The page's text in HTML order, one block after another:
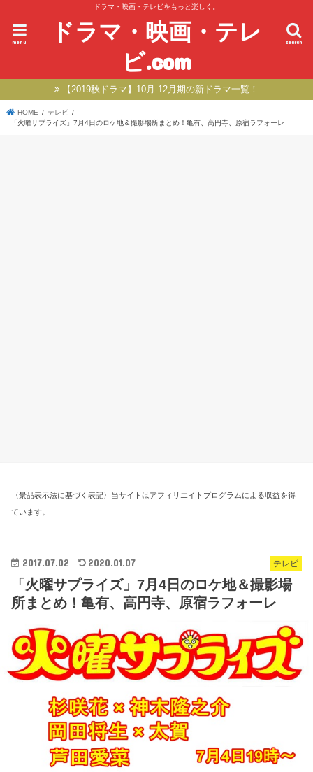
ドラマ・映画・テレビをもっと楽しく。
ドラマ・映画・テレ
ビ.com
search
menu
【2019秋ドラマ】10月-12月期の新ドラマ一覧！
HOME
テレビ
「火曜サプライズ」7月4日のロケ地＆撮影場所まとめ！亀有、高円寺、原宿ラフォーレ
〈景品表示法に基づく表記〉当サイトはアフィリエイトプログラムによる収益を得
ています。
テレビ
2017.07.02 2020.01.07
「火曜サプライズ」7月4日のロケ地＆撮影場
所まとめ！亀有、高円寺、原宿ラフォーレ